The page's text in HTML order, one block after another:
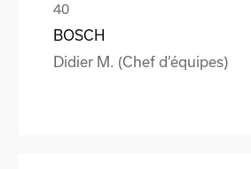
BOSCH
Didier M. (Chef d’équipes)